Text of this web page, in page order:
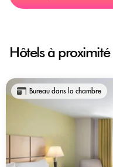
Hôtels à proximité
Bureau dans la chambre